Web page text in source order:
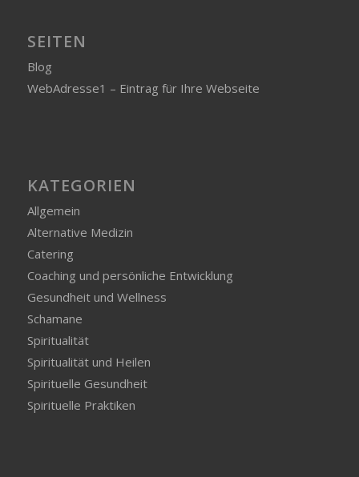
SEITEN
Blog
WebAdresse1 – Eintrag für Ihre Webseite
KATEGORIEN
Allgemein
Alternative Medizin
Catering
Coaching und persönliche Entwicklung
Gesundheit und Wellness
Schamane
Spiritualität
Spiritualität und Heilen
Spirituelle Gesundheit
Spirituelle Praktiken